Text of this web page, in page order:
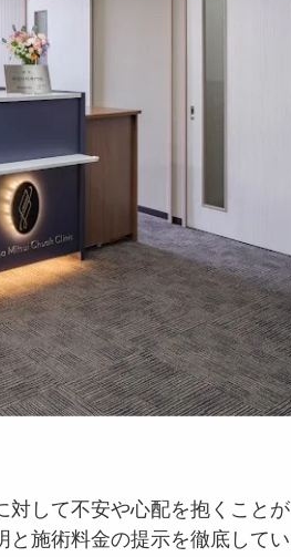
対して不安や心配を抱くことが
と施術料金の提示を徹底してい